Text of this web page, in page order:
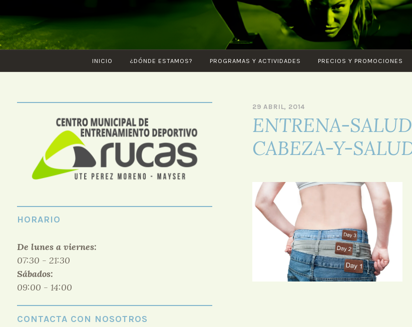
ARUCAS
funcional –
Karate – Pilates –
Ciclo Indoor –
INICIO ¿DÓNDE ESTAMOS? PROGRAMAS Y ACTIVIDADES PRECIOS Y PROMOCIONES
29 ABRIL, 2014
O
R
D
M
I
D
O
R
F
O
ENTRENA-
CABEZA-Y-
HORARIO
De lunes a viernes:
07:30 - 21:30
Sábados:
09:00 - 14:00
CONTACTA CON NOSOTROS